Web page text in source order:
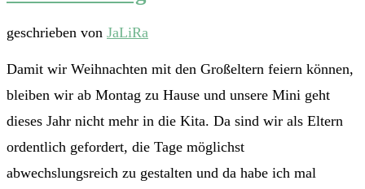
geschrieben von JaLiRa
Damit wir Weihnachten mit den Großeltern feiern können,
bleiben wir ab Montag zu Hause und unsere Mini geht
dieses Jahr nicht mehr in die Kita. Da sind wir als Eltern
ordentlich gefordert, die Tage möglichst
abwechslungsreich zu gestalten und da habe ich mal